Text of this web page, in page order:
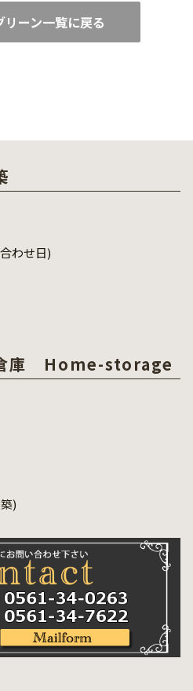
リーン一覧に戻る
わせ日)
庫 Home-storage
)